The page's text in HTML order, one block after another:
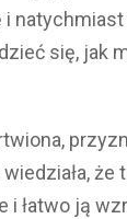
i
się, jak
że
i łatwo ją